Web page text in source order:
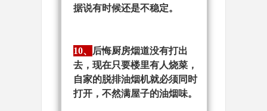
据说有时候还是不稳定。
10、 后悔厨房烟道没有打出
去，现在只要楼里有人烧菜，
自家的脱排油烟机就必须同时
打开，不然满屋子的油烟味。